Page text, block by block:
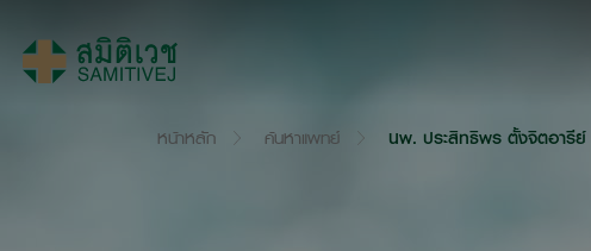
หน้าหลัก ค้นหาแพทย์ นพ. ประสิทธิพร ตั้งจิตอารีย์